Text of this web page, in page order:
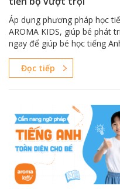
Áp dụng phương pháp học
AROMA KIDS, giúp bé phát
ngay để giúp bé học tiếng
Đọc tiếp